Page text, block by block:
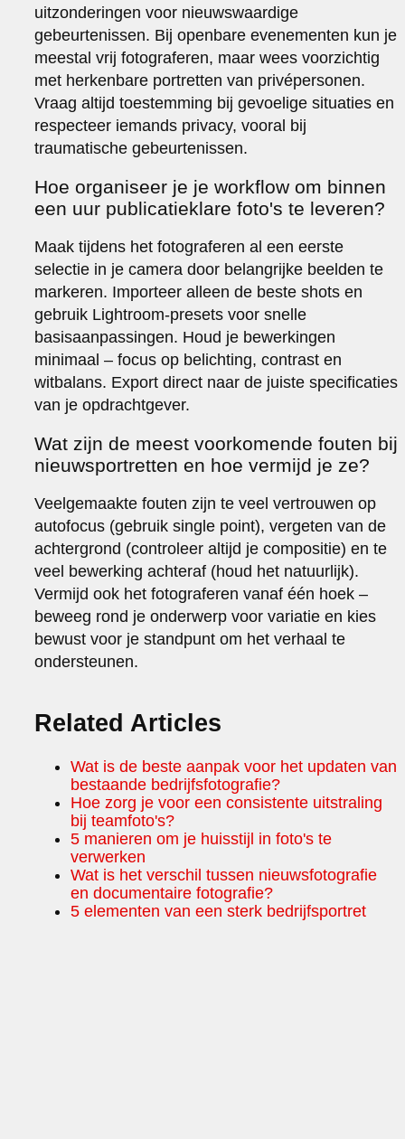
uitzonderingen voor nieuwswaardige
gebeurtenissen. Bij openbare evenementen kun je
meestal vrij fotograferen, maar wees voorzichtig
met herkenbare portretten van privépersonen.
Vraag altijd toestemming bij gevoelige situaties en
respecteer iemands privacy, vooral bij
traumatische gebeurtenissen.
Hoe organiseer je je workflow om binnen
een uur publicatieklare foto's te leveren?
Maak tijdens het fotograferen al een eerste
selectie in je camera door belangrijke beelden te
markeren. Importeer alleen de beste shots en
gebruik Lightroom-presets voor snelle
basisaanpassingen. Houd je bewerkingen
minimaal – focus op belichting, contrast en
witbalans. Export direct naar de juiste specificaties
van je opdrachtgever.
Wat zijn de meest voorkomende fouten bij
nieuwsportretten en hoe vermijd je ze?
Veelgemaakte fouten zijn te veel vertrouwen op
autofocus (gebruik single point), vergeten van de
achtergrond (controleer altijd je compositie) en te
veel bewerking achteraf (houd het natuurlijk).
Vermijd ook het fotograferen vanaf één hoek –
beweeg rond je onderwerp voor variatie en kies
bewust voor je standpunt om het verhaal te
ondersteunen.
Related Articles
Wat is de beste aanpak voor het updaten van
bestaande bedrijfsfotografie?
Hoe zorg je voor een consistente uitstraling
bij teamfoto's?
5 manieren om je huisstijl in foto's te
verwerken
Wat is het verschil tussen nieuwsfotografie
en documentaire fotografie?
5 elementen van een sterk bedrijfsportret